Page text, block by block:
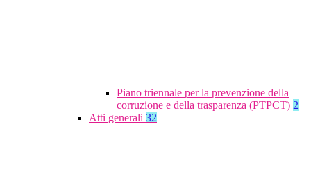
Piano triennale per la prevenzione della
corruzione e della trasparenza (PTPCT) 2
Atti generali 32